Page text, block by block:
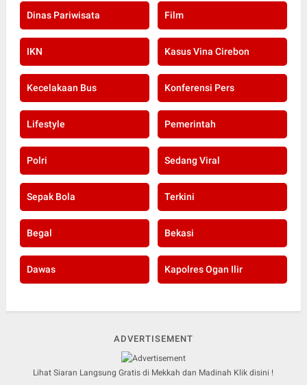
Dinas Pariwisata Film
IKN Kasus Vina Cirebon
Kecelakaan Bus Konferensi Pers
Lifestyle Pemerintah
Polri Sedang Viral
Sepak Bola Terkini
Begal Bekasi
Dawas Kapolres Ogan Ilir
ADVERTISEMENT
Lihat Siaran Langsung Gratis di Mekkah dan Madinah Klik disini !